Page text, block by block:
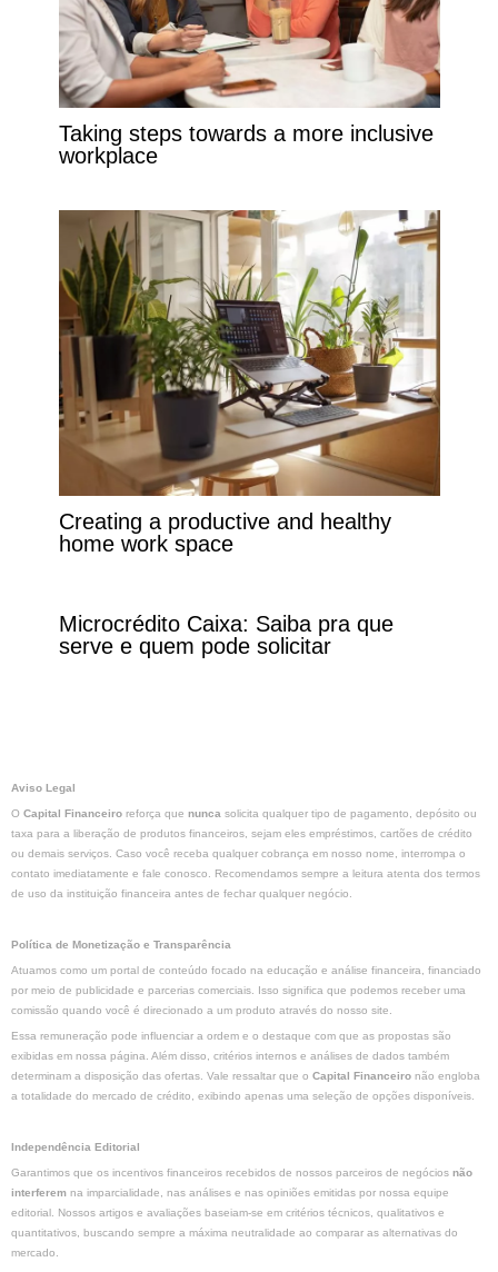
Taking steps towards a more inclusive
workplace
Creating a productive and healthy
home work space
Microcrédito Caixa: Saiba pra que
serve e quem pode solicitar
Aviso Legal
O Capital Financeiro reforça que nunca solicita qualquer tipo de pagamento, depósito ou
taxa para a liberação de produtos financeiros, sejam eles empréstimos, cartões de crédito
ou demais serviços. Caso você receba qualquer cobrança em nosso nome, interrompa o
contato imediatamente e fale conosco. Recomendamos sempre a leitura atenta dos termos
de uso da instituição financeira antes de fechar qualquer negócio.
Política de Monetização e Transparência
Atuamos como um portal de conteúdo focado na educação e análise financeira, financiado
por meio de publicidade e parcerias comerciais. Isso significa que podemos receber uma
comissão quando você é direcionado a um produto através do nosso site.
Essa remuneração pode influenciar a ordem e o destaque com que as propostas são
exibidas em nossa página. Além disso, critérios internos e análises de dados também
determinam a disposição das ofertas. Vale ressaltar que o Capital Financeiro não engloba
a totalidade do mercado de crédito, exibindo apenas uma seleção de opções disponíveis.
Independência Editorial
Garantimos que os incentivos financeiros recebidos de nossos parceiros de negócios não
interferem na imparcialidade, nas análises e nas opiniões emitidas por nossa equipe
editorial. Nossos artigos e avaliações baseiam-se em critérios técnicos, qualitativos e
quantitativos, buscando sempre a máxima neutralidade ao comparar as alternativas do
mercado.